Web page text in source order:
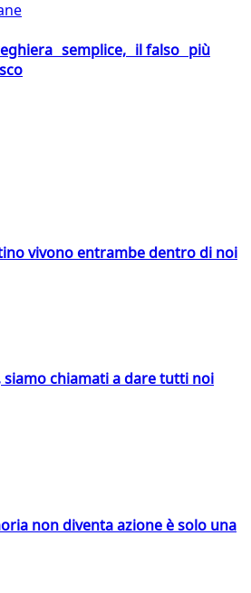
semplice, il falso più
vivono entrambe dentro di noi
chiamati a dare tutti noi
non diventa azione è solo una